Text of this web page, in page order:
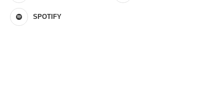
SPOTIFY